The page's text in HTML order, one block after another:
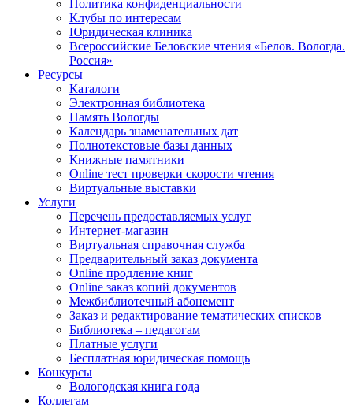
Политика конфиденциальности
Клубы по интересам
Юридическая клиника
Всероссийские Беловские чтения «Белов. Вологда.
Россия»
Ресурсы
Каталоги
Электронная библиотека
Память Вологды
Календарь знаменательных дат
Полнотекстовые базы данных
Книжные памятники
Online тест проверки скорости чтения
Виртуальные выставки
Услуги
Перечень предоставляемых услуг
Интернет-магазин
Виртуальная справочная служба
Предварительный заказ документа
Online продление книг
Online заказ копий документов
Межбиблиотечный абонемент
Заказ и редактирование тематических списков
Библиотека – педагогам
Платные услуги
Бесплатная юридическая помощь
Конкурсы
Вологодская книга года
Коллегам